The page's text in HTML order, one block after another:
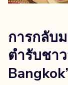
การกลับ
ตำรับชา